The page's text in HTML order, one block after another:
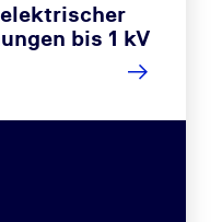
bis 1 kV